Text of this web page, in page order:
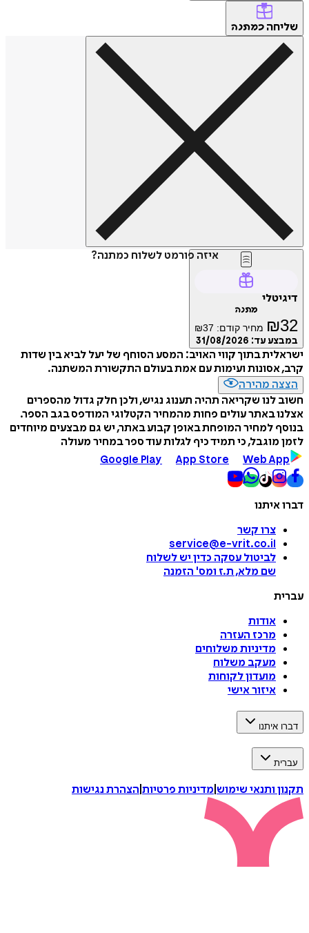
שליחה כמתנה
איזה פורמט לשלוח כמתנה?
דיגיטלי
מתנה
₪32 מחיר קודם: ₪37
במבצע עד: 31/08/2026
ישראלית בתוך קווי האויב: המסע הסוחף של יעל לביא בין שדות
קרב, אסונות ועימות עם אמת בעולם התקשורת המשתנה.
הצצה מהירה
חשוב לנו שקריאה תהיה תענוג נגיש, ולכן חלק גדול מהספרים
אצלנו באתר עולים פחות מהמחיר הקטלוגי המודפס בגב הספר.
בנוסף למחיר המופחת באופן קבוע באתר, יש גם מבצעים מיוחדים
לזמן מוגבל, כי תמיד כיף לגלות עוד ספר במחיר מעולה
Google Play
App Store Web App
דברו איתנו
צרו קשר
service@e-vrit.co.il
לביטול עסקה כדין יש לשלוח
שם מלא, ת.ז ומס' הזמנה
עברית
אודות
מרכז העזרה
מדיניות משלוחים
מעקב משלוח
מועדון לקוחות
איזור אישי
דברו איתנו
עברית
תקנון ותנאי שימוש מדיניות פרטיות הצהרת נגישות